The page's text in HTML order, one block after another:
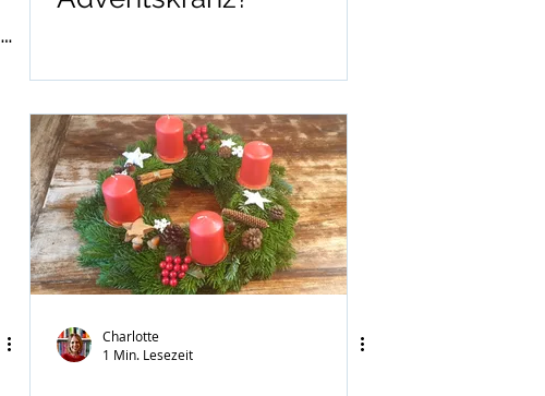
Charlotte
1 Min. Lesezeit